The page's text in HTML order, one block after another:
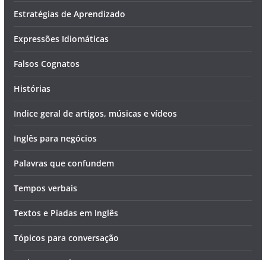
Estratégias de Aprendizado
Expressões Idiomáticas
Falsos Cognatos
Histórias
Indice geral de artigos, músicas e vídeos
Inglês para negócios
Palavras que confundem
Tempos verbais
Textos e Piadas em Inglês
Tópicos para conversação